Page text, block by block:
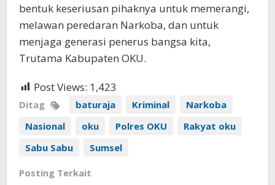
bentuk keseriusan pihaknya untuk memerangi,
melawan peredaran Narkoba, dan untuk
menjaga generasi penerus bangsa kita,
Trutama Kabupaten OKU.
Post Views: 1,423
Ditag baturaja Kriminal
Narkoba
Nasional
oku Polres OKU
Rakyat oku
Sabu Sabu
Sumsel
Posting Terkait